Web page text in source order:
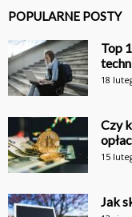
POPULARNE POSTY
Top
18
Czy
15
Jak